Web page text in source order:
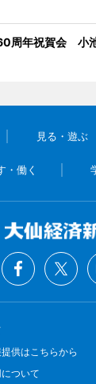
周年祝賀会 小
見る・遊ぶ
・働く
供はこちらから
ついて